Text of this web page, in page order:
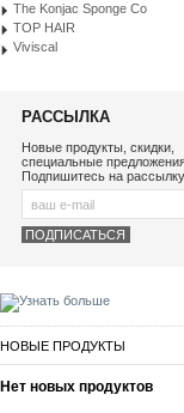
The Konjac Sponge Co
TOP HAIR
Viviscal
РАССЫЛКА
Новые продукты, скидки,
специальные
Подпишитесь на
НОВЫЕ ПРОДУКТЫ
Нет новых продуктов